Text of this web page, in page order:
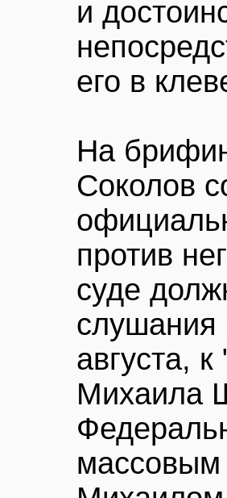
и
его в
На
Соколов
против
суде
слушания
августа,
Михаила
массовым